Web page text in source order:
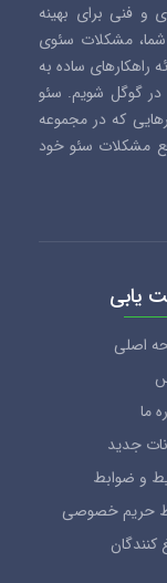
و فنی برای بهینه
مشکلات سئوی
راهکارهای ساده به
در گوگل شویم. سئو
که در مجموعه
مشکلات سئو خود
یابی
اصلی
ما
جدید
و ضوابط
حریم خصوصی
کنندگان